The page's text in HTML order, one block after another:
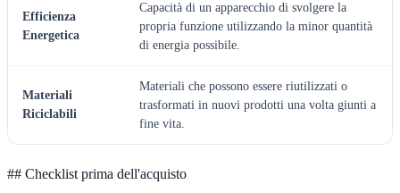
Efficienza
Energetica
Capacità di un apparecchio di svolgere la
propria funzione utilizzando la minor quantità
di energia possibile.
Materiali
Riciclabili
Materiali che possono essere riutilizzati o
trasformati in nuovi prodotti una volta giunti a
fine vita.
## Checklist prima dell'acquisto